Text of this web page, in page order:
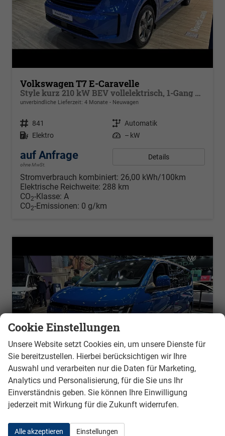
Volkswagen T7 E-Caravelle
Style kurz 210 kW BEV vollelektrisch, 1-Gang Automatik, Heckantrieb, 8 Sitze, Klimaautomatik 3 Zonen, Navigationssystem, Rückkamera, Fahrerassistenzpaket Plus,
unverbindliche Lieferzeit: 4 Monate Neuwagen
Fahrzeugnr. 841 Getriebe Automatik
Kraftstoff Elektro Leistung – kW
auf Anfrage
ohne MwSt.
Details
Stromverbrauch kombiniert: 26,00 kWh/100km
Elektrische Reichweite: 288 km
CO2-Klasse: A
CO2-Emissionen: 0 g/km
Volkswagen T7 E-Caravelle
unverbindliche Lieferzeit:4 Monate Neuwagen
Cookie Einstellungen
Unsere Website setzt Cookies ein, um unsere Dienste für
Sie bereitzustellen. Hierbei berücksichtigen wir Ihre
Auswahl und verarbeiten nur die Daten für Marketing,
Analytics und Personalisierung, für die Sie uns Ihr
Einverständnis geben. Sie können Ihre Einwilligung
jederzeit mit Wirkung für die Zukunft widerrufen.
Alle akzeptieren Einstellungen